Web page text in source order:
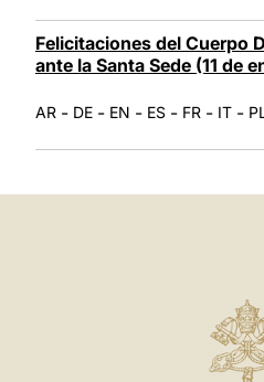
Felicitaciones del Cuerpo
ante la Santa Sede (11 de
AR - DE - EN - ES - FR - IT -